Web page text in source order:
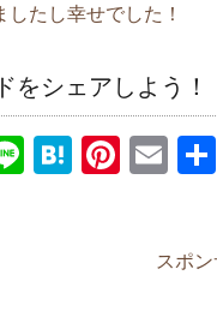
私は彼氏と
いで歩いて
に慣れてい
しすぎて手
たし幸せでした！
をシェアしよう！
Li
H
Pi
E
スポ